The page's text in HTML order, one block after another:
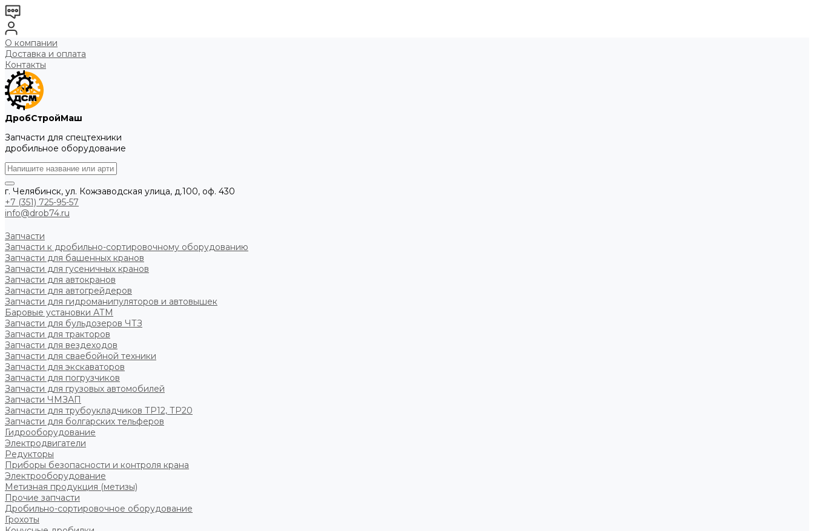
О компании
Доставка и оплата
Контакты
ДробСтройМаш
Запчасти для спецтехники
дробильное оборудование
г. Челябинск, ул. Кожзаводская улица, д.100, оф. 430
+7 (351) 725-95-57
info@drob74.ru
Запчасти
Запчасти к дробильно-сортировочному оборудованию
Запчасти для башенных кранов
Запчасти для гусеничных кранов
Запчасти для автокранов
Запчасти для автогрейдеров
Запчасти для гидроманипуляторов и автовышек
Баровые установки АТМ
Запчасти для бульдозеров ЧТЗ
Запчасти для тракторов
Запчасти для вездеходов
Запчасти для сваебойной техники
Запчасти для экскаваторов
Запчасти для погрузчиков
Запчасти для грузовых автомобилей
Запчасти ЧМЗАП
Запчасти для трубоукладчиков ТР12, ТР20
Запчасти для болгарских тельферов
Гидрооборудование
Электродвигатели
Редукторы
Приборы безопасности и контроля крана
Электрооборудование
Метизная продукция (метизы)
Прочие запчасти
Дробильно-сортировочное оборудование
Грохоты